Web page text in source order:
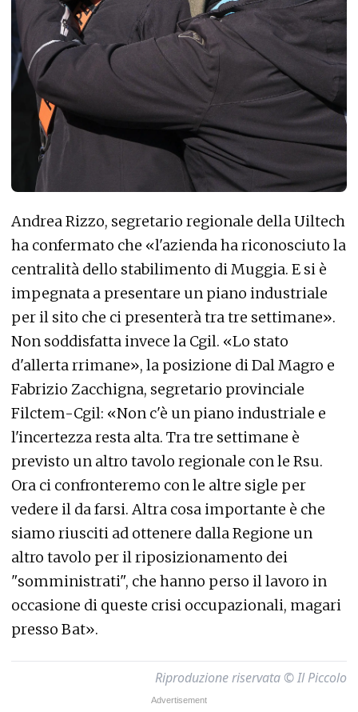
Andrea Rizzo, segretario regionale della Uiltech
ha confermato che «l'azienda ha riconosciuto la
centralità dello stabilimento di Muggia. E si è
impegnata a presentare un piano industriale
per il sito che ci presenterà tra tre settimane».
Non soddisfatta invece la Cgil. «Lo stato
d'allerta rrimane», la posizione di Dal Magro e
Fabrizio Zacchigna, segretario provinciale
Filctem-Cgil: «Non c'è un piano industriale e
l'incertezza resta alta. Tra tre settimane è
previsto un altro tavolo regionale con le Rsu.
Ora ci confronteremo con le altre sigle per
vedere il da farsi. Altra cosa importante è che
siamo riusciti ad ottenere dalla Regione un
altro tavolo per il riposizionamento dei
"somministrati", che hanno perso il lavoro in
occasione di queste crisi occupazionali, magari
presso Bat».
Riproduzione riservata © Il Piccolo